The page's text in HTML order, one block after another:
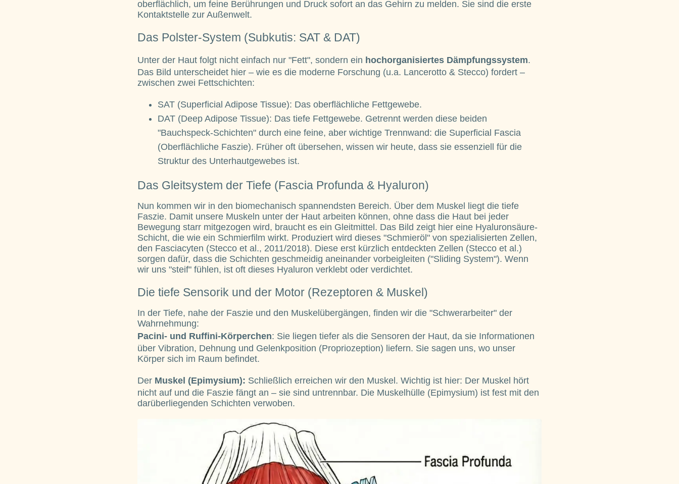
oberflächlich, um feine Berührungen und Druck sofort an das Gehirn zu melden. Sie sind die erste
Kontaktstelle zur Außenwelt.
Das Polster-System (Subkutis: SAT & DAT)
Unter der Haut folgt nicht einfach nur "Fett", sondern ein hochorganisiertes Dämpfungssystem.
Das Bild unterscheidet hier – wie es die moderne Forschung (u.a. Lancerotto & Stecco) fordert –
zwischen zwei Fettschichten:
SAT (Superficial Adipose Tissue): Das oberflächliche Fettgewebe.
DAT (Deep Adipose Tissue): Das tiefe Fettgewebe. Getrennt werden diese beiden
"Bauchspeck-Schichten" durch eine feine, aber wichtige Trennwand: die Superficial Fascia
(Oberflächliche Faszie). Früher oft übersehen, wissen wir heute, dass sie essenziell für die
Struktur des Unterhautgewebes ist.
Das Gleitsystem der Tiefe (Fascia Profunda & Hyaluron)
Nun kommen wir in den biomechanisch spannendsten Bereich. Über dem Muskel liegt die tiefe
Faszie. Damit unsere Muskeln unter der Haut arbeiten können, ohne dass die Haut bei jeder
Bewegung starr mitgezogen wird, braucht es ein Gleitmittel. Das Bild zeigt hier eine Hyaluronsäure-
Schicht, die wie ein Schmierfilm wirkt. Produziert wird dieses "Schmieröl" von spezialisierten Zellen,
den Fasciacyten (Stecco et al., 2011/2018). Diese erst kürzlich entdeckten Zellen (Stecco et al.)
sorgen dafür, dass die Schichten geschmeidig aneinander vorbeigleiten ("Sliding System"). Wenn
wir uns "steif" fühlen, ist oft dieses Hyaluron verklebt oder verdichtet.
Die tiefe Sensorik und der Motor (Rezeptoren & Muskel)
In der Tiefe, nahe der Faszie und den Muskelübergängen, finden wir die "Schwerarbeiter" der
Wahrnehmung:
Pacini- und Ruffini-Körperchen: Sie liegen tiefer als die Sensoren der Haut, da sie Informationen
über Vibration, Dehnung und Gelenkposition (Propriozeption) liefern. Sie sagen uns, wo unser
Körper sich im Raum befindet.
Der Muskel (Epimysium): Schließlich erreichen wir den Muskel. Wichtig ist hier: Der Muskel hört
nicht auf und die Faszie fängt an – sie sind untrennbar. Die Muskelhülle (Epimysium) ist fest mit den
darüberliegenden Schichten verwoben.